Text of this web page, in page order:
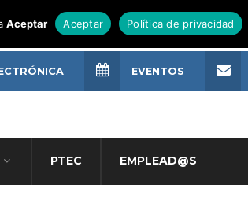
PTEC EMPLEAD@S
EVENTOS
Aceptar Aceptar Política de privacidad